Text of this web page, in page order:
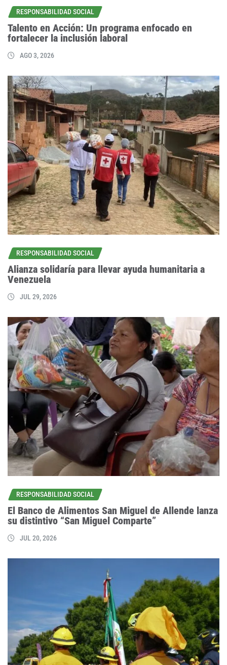
RESPONSABILIDAD SOCIAL
Talento en Acción: Un programa enfocado en
fortalecer la inclusión laboral
AGO 3, 2026
RESPONSABILIDAD SOCIAL
Alianza solidaría para llevar ayuda humanitaria a
Venezuela
JUL 29, 2026
RESPONSABILIDAD SOCIAL
El Banco de Alimentos San Miguel de Allende lanza
su distintivo “San Miguel Comparte”
JUL 20, 2026